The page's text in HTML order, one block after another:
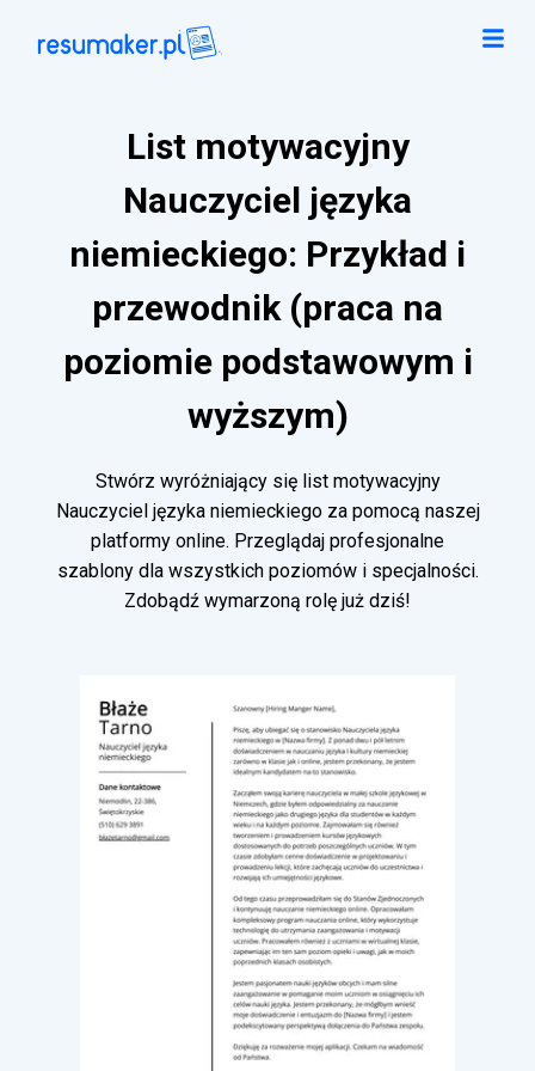
List motywacyjny
Nauczyciel języka
niemieckiego: Przykład i
przewodnik (praca na
poziomie podstawowym i
wyższym)
Stwórz wyróżniający się list motywacyjny
Nauczyciel języka niemieckiego za pomocą naszej
platformy online. Przeglądaj profesjonalne
szablony dla wszystkich poziomów i specjalności.
Zdobądź wymarzoną rolę już dziś!